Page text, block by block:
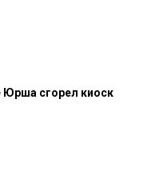
Юрша сгорел киоск